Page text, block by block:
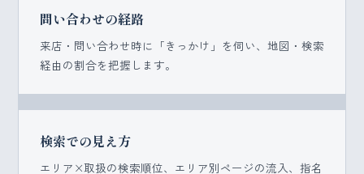
問い合わせの経路
来店・問い合わせ時に「きっかけ」を伺い、地図・検索
経由の割合を把握します。
検索での見え方
エリア×取扱の検索順位、エリア別ページの流入、指名